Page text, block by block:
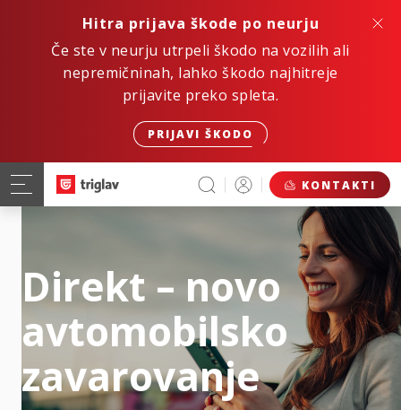
Hitra prijava škode po neurju
Če ste v neurju utrpeli škodo na vozilih ali
nepremičninah, lahko škodo najhitreje
prijavite preko spleta.
PRIJAVI ŠKODO
KONTAKTI
Direkt – novo
avtomobilsko
zavarovanje